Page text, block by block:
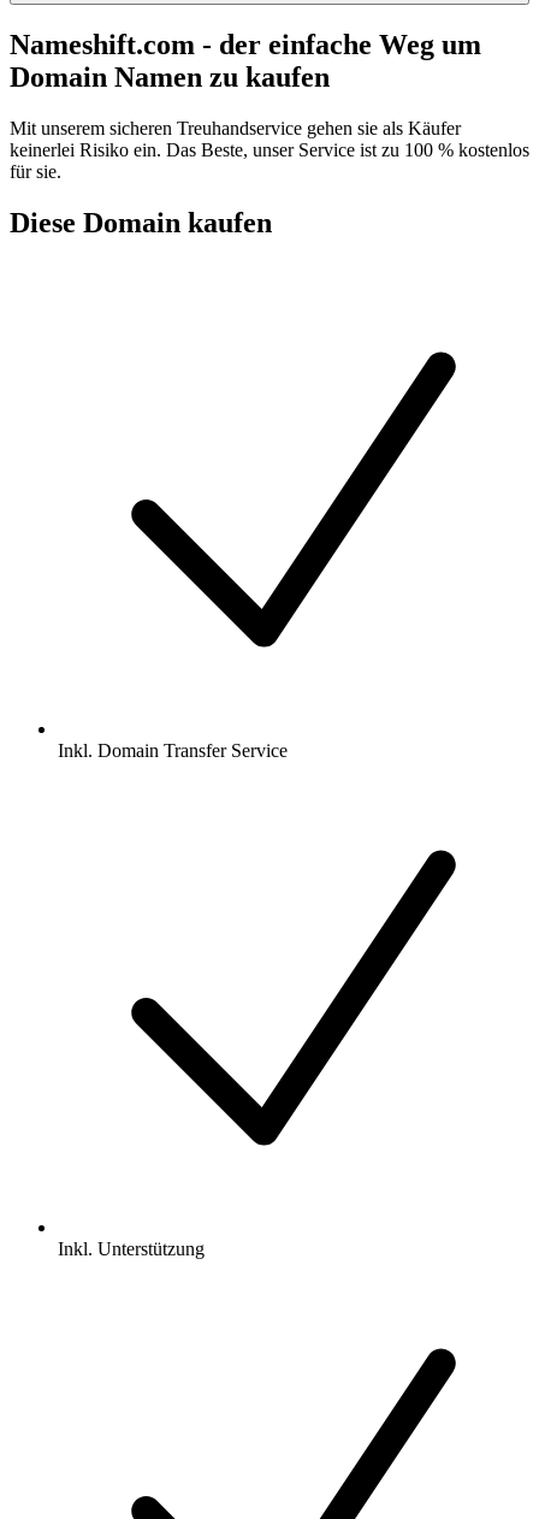
Nameshift.com - der einfache Weg um
Domain Namen zu kaufen
Mit unserem sicheren Treuhandservice gehen sie als Käufer
keinerlei Risiko ein. Das Beste, unser Service ist zu 100 % kostenlos
für sie.
Diese Domain kaufen
Inkl. Domain Transfer Service
Inkl. Unterstützung